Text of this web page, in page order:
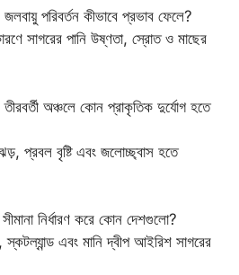
পরিবর্তন কীভাবে প্রভাব ফেলে?
সাগরের পানি উষ্ণতা, স্রোত ও মাছের
অঞ্চলে কোন প্রাকৃতিক দুর্যোগ হতে
প্রবল বৃষ্টি এবং জলোচ্ছ্বাস হতে
নির্ধারণ করে কোন দেশগুলো?
স্কটল্যান্ড এবং মানি দ্বীপ আইরিশ সাগরের